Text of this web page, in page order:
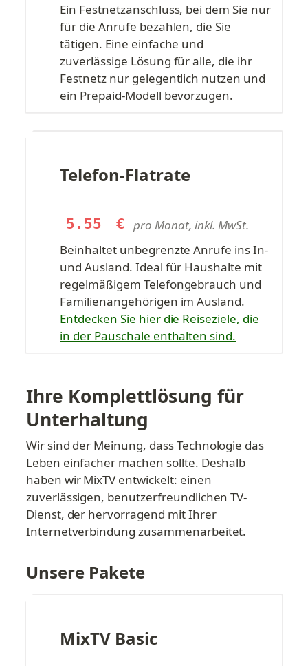
Ein Festnetzanschluss, bei dem Sie nur
für die Anrufe bezahlen, die Sie
tätigen. Eine einfache und
zuverlässige Lösung für alle, die ihr
Festnetz nur gelegentlich nutzen und
ein Prepaid-Modell bevorzugen.
Telefon-Flatrate
5.55 €
pro Monat, inkl. MwSt.
Beinhaltet unbegrenzte Anrufe ins In-
und Ausland. Ideal für Haushalte mit
regelmäßigem Telefongebrauch und
Familienangehörigen im Ausland.
Entdecken Sie hier die Reiseziele, die
in der Pauschale enthalten sind.
Ihre Komplettlösung für
Unterhaltung
Wir sind der Meinung, dass Technologie das
Leben einfacher machen sollte. Deshalb
haben wir MixTV entwickelt: einen
zuverlässigen, benutzerfreundlichen TV-
Dienst, der hervorragend mit Ihrer
Internetverbindung zusammenarbeitet.
Unsere Pakete
MixTV Basic